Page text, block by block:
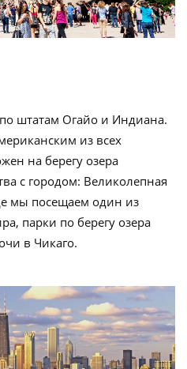
штатам Огайо и Индиана.
из всех
на берегу озера
с городом: Великолепная
мы посещаем один из
парки по берегу озера
в Чикаго.